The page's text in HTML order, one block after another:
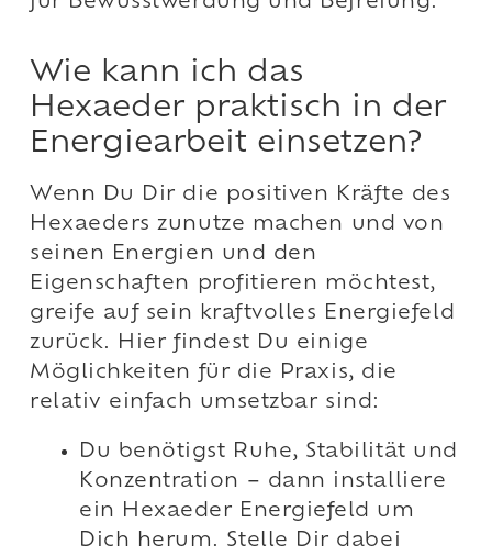
Wie kann ich das
Hexaeder praktisch in der
Energiearbeit einsetzen?
Wenn Du Dir die positiven Kräfte des
Hexaeders zunutze machen und von
seinen Energien und den
Eigenschaften profitieren möchtest,
greife auf sein kraftvolles Energiefeld
zurück. Hier findest Du einige
Möglichkeiten für die Praxis, die
relativ einfach umsetzbar sind:
Du benötigst Ruhe, Stabilität und
Konzentration – dann installiere
ein Hexaeder Energiefeld um
Dich herum. Stelle Dir dabei